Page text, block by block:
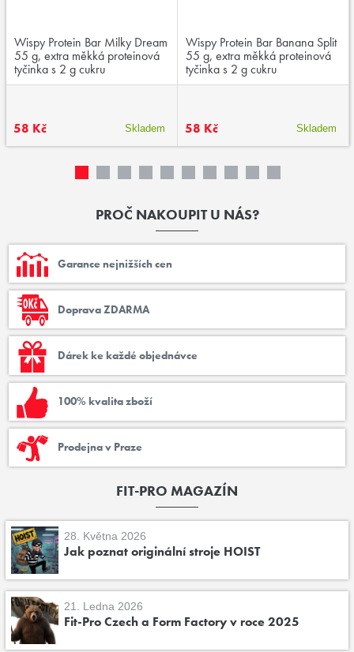
Wispy Protein Bar Milky Dream
55 g, extra měkká proteinová
tyčinka s 2 g cukru
58 Kč Skladem
Wispy Protein Bar Banana Split
55 g, extra měkká proteinová
tyčinka s 2 g cukru
58 Kč Skladem
PROČ NAKOUPIT U NÁS?
Garance nejnižších cen
Doprava ZDARMA
Dárek ke každé objednávce
100% kvalita zboží
Prodejna v Praze
FIT-PRO MAGAZÍN
28. Května 2026
Jak poznat originální stroje HOIST
21. Ledna 2026
Fit-Pro Czech a Form Factory v roce 2025